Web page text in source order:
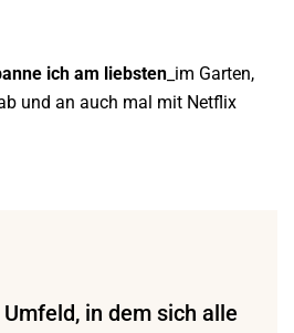
ich am liebsten _im Garten,
und an auch mal mit Netflix
in dem sich alle